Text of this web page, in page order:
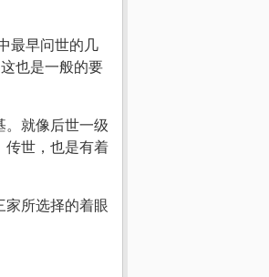
最早问世的几
也是一般的要
。就像后世一级
传世，也是有着
家所选择的着眼